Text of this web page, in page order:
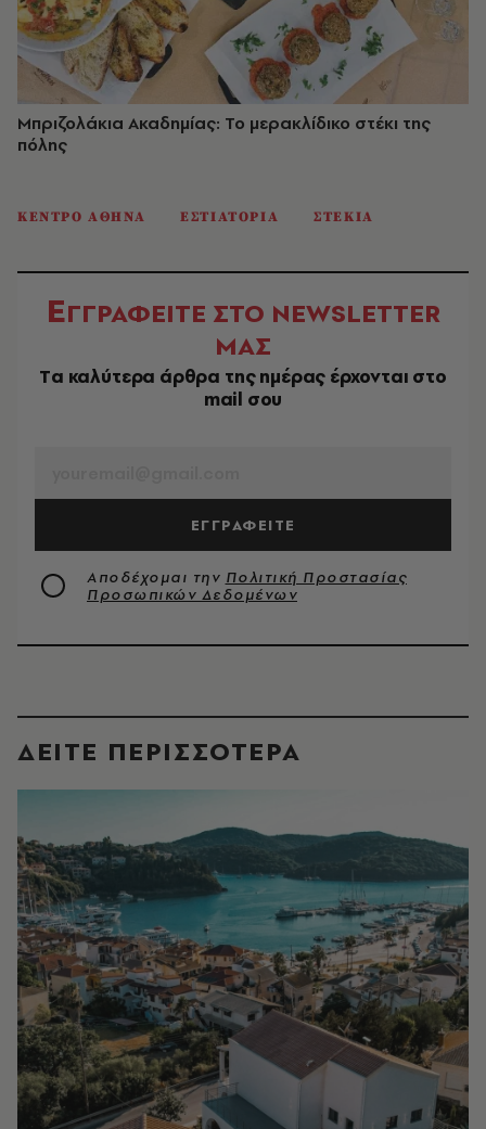
Μπριζολάκια Ακαδημίας: Το μερακλίδικο στέκι της
πόλης
ΚΕΝΤΡΟ ΑΘΗΝΑ ΕΣΤΙΑΤΟΡΙΑ ΣΤΕΚΙΑ
ΕΓΓΡΑΦΕΙΤΕ ΣΤΟ NEWSLETTER
ΜΑΣ
Tα καλύτερα άρθρα της ημέρας έρχονται στο
mail σου
ΕΓΓΡΑΦΕΙΤΕ
Αποδέχομαι την Πολιτική Προστασίας
Προσωπικών Δεδομένων
ΔΕΙΤΕ ΠΕΡΙΣΣΟΤΕΡΑ